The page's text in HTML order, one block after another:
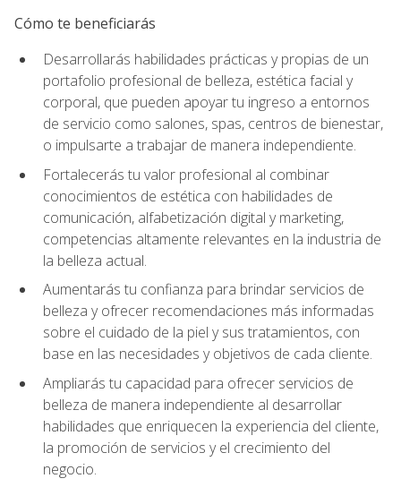
Cómo te beneficiarás
Desarrollarás habilidades prácticas y propias de un
portafolio profesional de belleza, estética facial y
corporal, que pueden apoyar tu ingreso a entornos
de servicio como salones, spas, centros de bienestar,
o impulsarte a trabajar de manera independiente.
Fortalecerás tu valor profesional al combinar
conocimientos de estética con habilidades de
comunicación, alfabetización digital y marketing,
competencias altamente relevantes en la industria de
la belleza actual.
Aumentarás tu confianza para brindar servicios de
belleza y ofrecer recomendaciones más informadas
sobre el cuidado de la piel y sus tratamientos, con
base en las necesidades y objetivos de cada cliente.
Ampliarás tu capacidad para ofrecer servicios de
belleza de manera independiente al desarrollar
habilidades que enriquecen la experiencia del cliente,
la promoción de servicios y el crecimiento del
negocio.